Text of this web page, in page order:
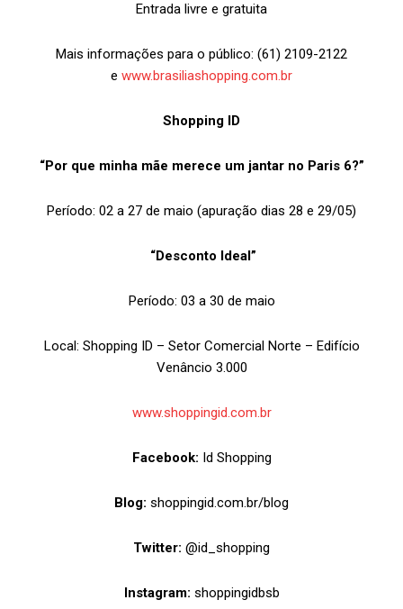
Entrada livre e gratuita
Mais informações para o público: (61) 2109-2122
e www.brasiliashopping.com.br
Shopping ID
“Por que minha mãe merece um jantar no Paris 6?”
Período: 02 a 27 de maio (apuração dias 28 e 29/05)
“Desconto Ideal”
Período: 03 a 30 de maio
Local: Shopping ID – Setor Comercial Norte – Edifício
Venâncio 3.000
www.shoppingid.com.br
Facebook: Id Shopping
Blog: shoppingid.com.br/blog
Twitter: @id_shopping
Instagram: shoppingidbsb